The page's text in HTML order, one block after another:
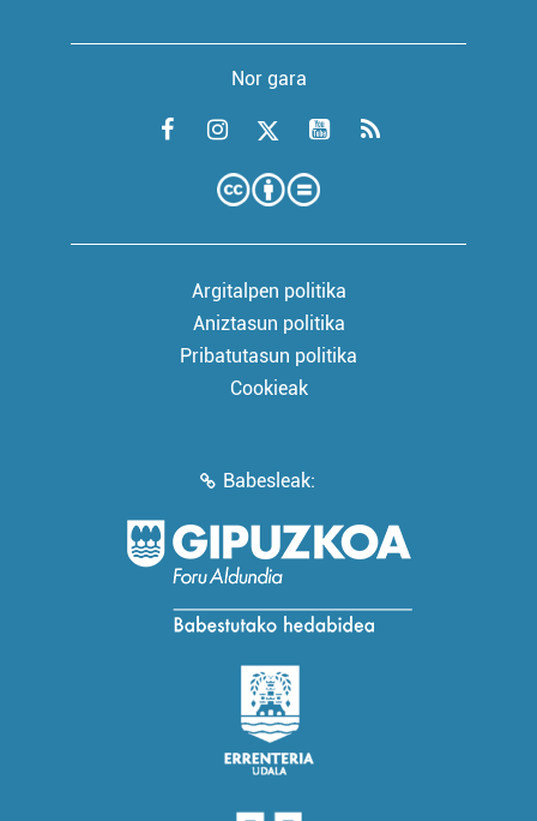
Nor gara
Argitalpen politika
Aniztasun politika
Pribatutasun politika
Cookieak
Babesleak: